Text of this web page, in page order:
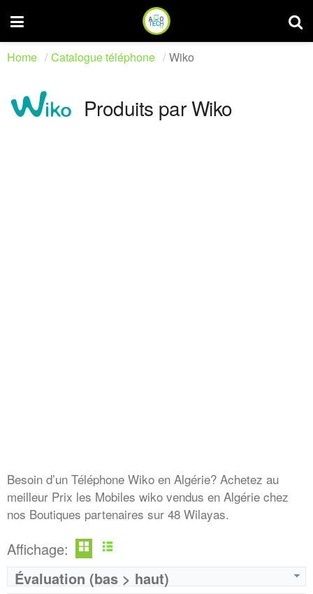
Home Catalogue téléphone Wiko
Produits par Wiko
Besoin d’un Téléphone Wiko en Algérie? Achetez au
meilleur Prix les Mobiles wiko vendus en Algérie chez
nos Boutiques partenaires sur 48 Wilayas.
Affichage:
Évaluation (bas > haut)